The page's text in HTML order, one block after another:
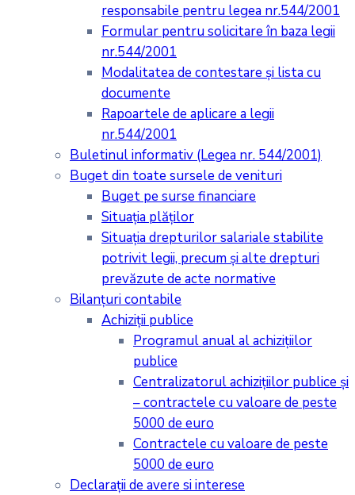
responsabile pentru legea nr.544/2001
Formular pentru solicitare în baza legii
nr.544/2001
Modalitatea de contestare și lista cu
documente
Rapoartele de aplicare a legii
nr.544/2001
Buletinul informativ (Legea nr. 544/2001)
Buget din toate sursele de venituri
Buget pe surse financiare
Situaţia plăţilor
Situaţia drepturilor salariale stabilite
potrivit legii, precum şi alte drepturi
prevăzute de acte normative
Bilanţuri contabile
Achiziţii publice
Programul anual al achiziţiilor
publice
Centralizatorul achiziţiilor publice şi
– contractele cu valoare de peste
5000 de euro
Contractele cu valoare de peste
5000 de euro
Declarații de avere si interese